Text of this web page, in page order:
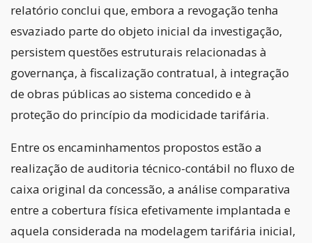
relatório conclui que, embora a revogação tenha
esvaziado parte do objeto inicial da investigação,
persistem questões estruturais relacionadas à
governança, à fiscalização contratual, à integração
de obras públicas ao sistema concedido e à
proteção do princípio da modicidade tarifária.
Entre os encaminhamentos propostos estão a
realização de auditoria técnico-contábil no fluxo de
caixa original da concessão, a análise comparativa
entre a cobertura física efetivamente implantada e
aquela considerada na modelagem tarifária inicial,